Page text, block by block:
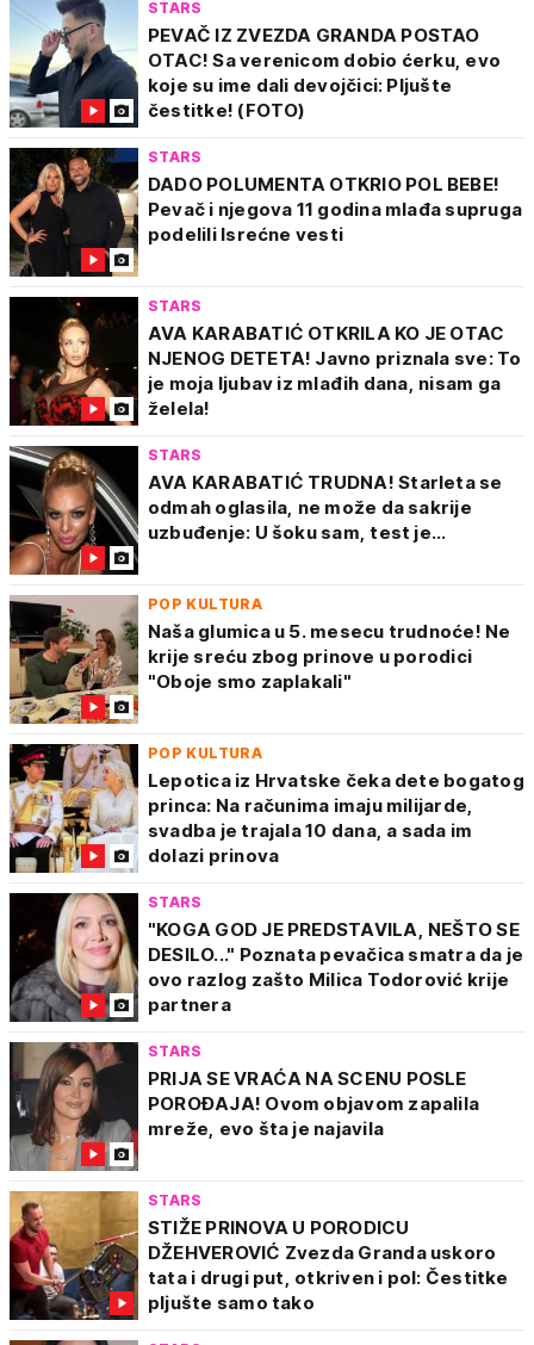
STARS
PEVAČ IZ ZVEZDA GRANDA POSTAO
OTAC! Sa verenicom dobio ćerku, evo
koje su ime dali devojčici: Pljušte
čestitke! (FOTO)
STARS
DADO POLUMENTA OTKRIO POL BEBE!
Pevač i njegova 11 godina mlađa supruga
podelili lsrećne vesti
STARS
AVA KARABATIĆ OTKRILA KO JE OTAC
NJENOG DETETA! Javno priznala sve: To
je moja ljubav iz mlađih dana, nisam ga
želela!
STARS
AVA KARABATIĆ TRUDNA! Starleta se
odmah oglasila, ne može da sakrije
uzbuđenje: U šoku sam, test je...
POP KULTURA
Naša glumica u 5. mesecu trudnoće! Ne
krije sreću zbog prinove u porodici
"Oboje smo zaplakali"
POP KULTURA
Lepotica iz Hrvatske čeka dete bogatog
princa: Na računima imaju milijarde,
svadba je trajala 10 dana, a sada im
dolazi prinova
STARS
"KOGA GOD JE PREDSTAVILA, NEŠTO SE
DESILO..." Poznata pevačica smatra da je
ovo razlog zašto Milica Todorović krije
partnera
STARS
PRIJA SE VRAĆA NA SCENU POSLE
POROĐAJA! Ovom objavom zapalila
mreže, evo šta je najavila
STARS
STIŽE PRINOVA U PORODICU
DŽEHVEROVIĆ Zvezda Granda uskoro
tata i drugi put, otkriven i pol: Čestitke
pljušte samo tako